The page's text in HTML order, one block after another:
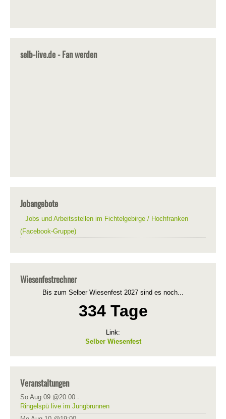
selb-live.de - Fan werden
Jobangebote
Jobs und Arbeitsstellen im Fichtelgebirge / Hochfranken
(Facebook-Gruppe)
Wiesenfestrechner
Bis zum Selber Wiesenfest 2027 sind es noch...
334 Tage
Link:
Selber Wiesenfest
Veranstaltungen
So Aug 09 @20:00 -
Ringelspü live im Jungbrunnen